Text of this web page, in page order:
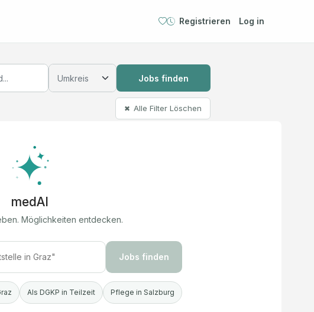
Registrieren Log in
Jobs finden
✖ Alle Filter Löschen
medAI
Möglichkeiten entdecken.
Jobs finden
Als DGKP in Teilzeit Pflege in Salzburg